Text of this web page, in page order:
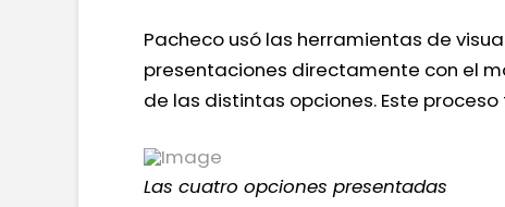
Pacheco usó las herramientas de
presentaciones directamente con el
de las distintas opciones. Este
Las cuatro opciones presentadas